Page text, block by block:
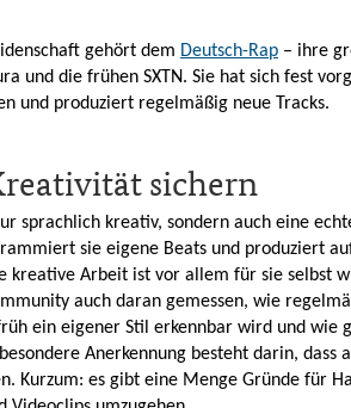
gehört dem Deutsch-Rap – ihre
und die frühen SXTN. Sie hat sich fest
und produziert regelmäßig neue Tracks.
sichern
sprachlich kreativ, sondern auch eine
sie eigene Beats und produziert
kreative Arbeit ist vor allem für sie selbst
auch daran gemessen, wie
ein eigener Stil erkennbar wird und wie
Anerkennung besteht darin, dass
Kurzum: es gibt eine Menge Gründe für